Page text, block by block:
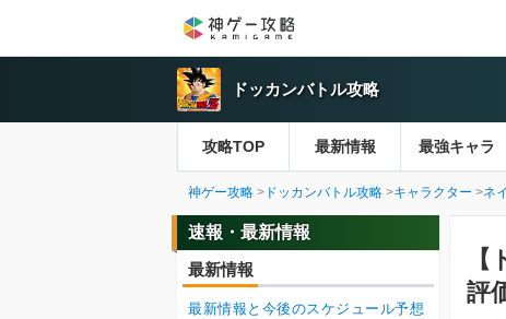
ドッカンバトル攻略
攻略TOP 最新情報 最強キャラ
神ゲー攻略 ドッカンバトル攻略 キャラクター ネ
評
速報・最新情報
最新情報
最新情報と今後のスケジュール予想